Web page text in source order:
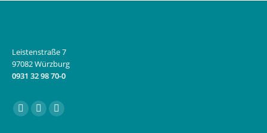
Leistenstraße 7
97082 Würzburg
0931 32 98 70-0
Finden Sie uns auf:
FacebookInstagram
E-